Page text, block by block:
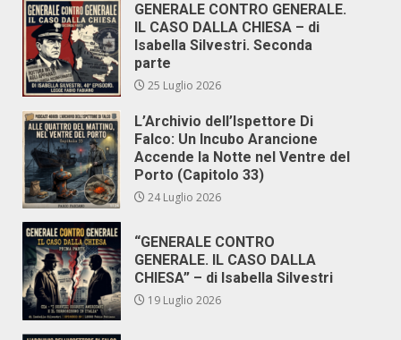
GENERALE CONTRO GENERALE.
IL CASO DALLA CHIESA – di
Isabella Silvestri. Seconda
parte
25 Luglio 2026
L’Archivio dell’Ispettore Di
Falco: Un Incubo Arancione
Accende la Notte nel Ventre del
Porto (Capitolo 33)
24 Luglio 2026
“GENERALE CONTRO
GENERALE. IL CASO DALLA
CHIESA” – di Isabella Silvestri
19 Luglio 2026